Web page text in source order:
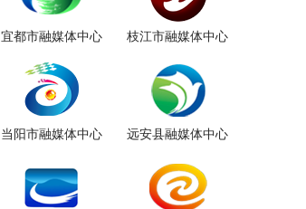
宜都市融媒体中心 枝江市融媒体中心
当阳市融媒体中心 远安县融媒体中心